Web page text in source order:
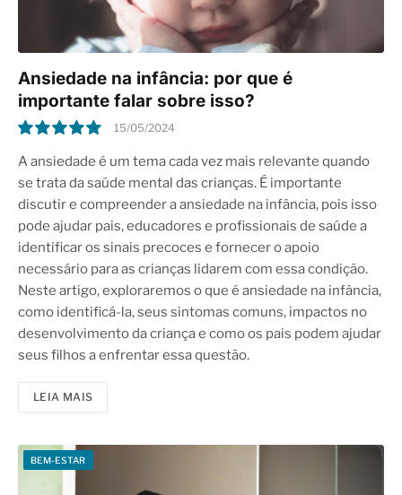
Ansiedade na infância: por que é
importante falar sobre isso?
10.0
15/05/2024
A ansiedade é um tema cada vez mais relevante quando
se trata da saúde mental das crianças. É importante
discutir e compreender a ansiedade na infância, pois isso
pode ajudar pais, educadores e profissionais de saúde a
identificar os sinais precoces e fornecer o apoio
necessário para as crianças lidarem com essa condição.
Neste artigo, exploraremos o que é ansiedade na infância,
como identificá-la, seus sintomas comuns, impactos no
desenvolvimento da criança e como os pais podem ajudar
seus filhos a enfrentar essa questão.
LEIA MAIS
BEM-ESTAR